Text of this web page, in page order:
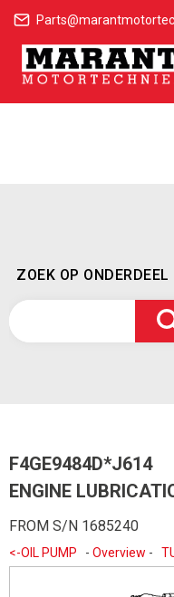
ZOEK OP ONDERDEEL
F4GE9484D*J614
ENGINE
FROM S/N 1685240
<-OIL PUMP - Overview -